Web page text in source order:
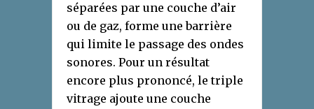
séparées par une couche d’air
ou de gaz, forme une barrière
qui limite le passage des ondes
sonores. Pour un résultat
encore plus prononcé, le triple
vitrage ajoute une couche